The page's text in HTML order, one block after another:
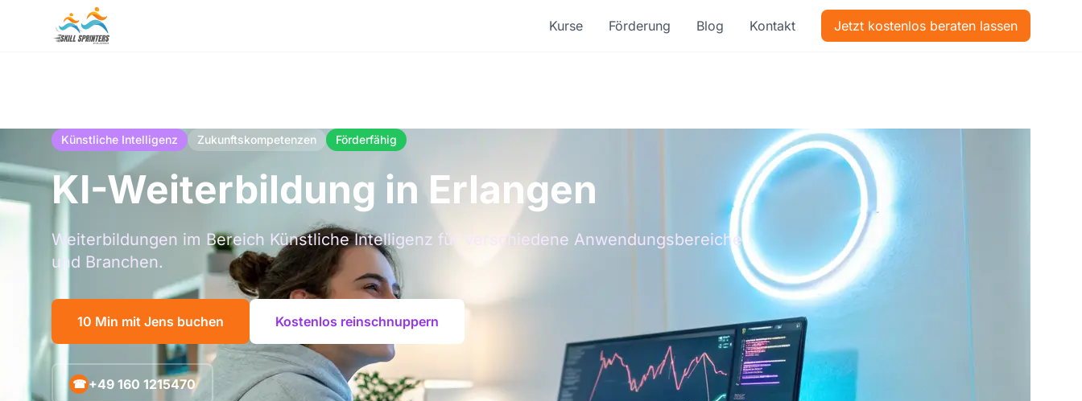
Kurse Förderung Blog Kontakt Jetzt kostenlos beraten lassen
Künstliche Intelligenz Zukunftskompetenzen Förderfähig
KI-Weiterbildung in Erlangen
Weiterbildungen im Bereich Künstliche Intelligenz für verschiedene Anwendungsbereiche
und Branchen.
10 Min mit Jens buchen Kostenlos reinschnuppern
☎ +49 160 1215470